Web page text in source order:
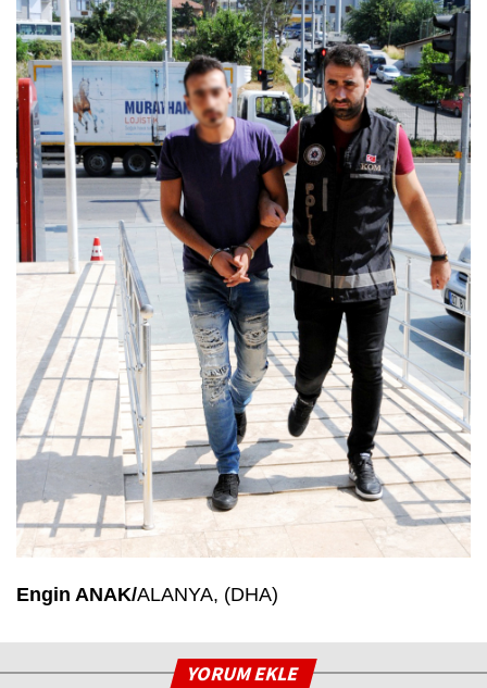
Engin ANAK/ALANYA, (DHA)
YORUM EKLE